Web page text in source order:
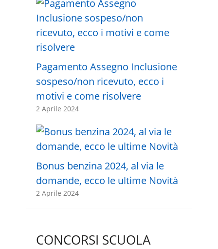
Pagamento Assegno Inclusione
sospeso/non ricevuto, ecco i
motivi e come risolvere
2 Aprile 2024
Bonus benzina 2024, al via le
domande, ecco le ultime Novità
2 Aprile 2024
CONCORSI SCUOLA